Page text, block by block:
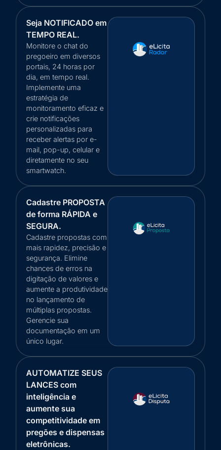
Seja NOTIFICADO em
TEMPO REAL.
Monitore o chat do
pregoeiro em diversos
portais, 24 horas por
dia, em tempo real.
Implemente uma
estratégia de
monitoramento eficaz e
crie notificações
personalizadas para
receber alertas por e-
mail, pop-up, celular e
diretamente no seu
smartwatch.
Cadastre PROPOSTA
de forma RÁPIDA e
SEGURA.
Cadastre propostas com
mais rapidez, precisão e
segurança. Elimine
chances de erros na
digitação de valores e
aumente a produtividade
no lançamento de
múltiplas propostas.
Gerencie sua
documentação em um
único lugar.
AUTOMATIZE SEUS
LANCES com
inteligência e
aumente sua
competitividade em
pregões e dispensas
eletrônicas.